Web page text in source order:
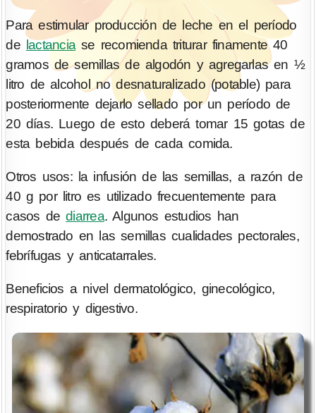
Para estimular producción de leche en el período
de lactancia se recomienda triturar finamente 40
gramos de semillas de algodón y agregarlas en ½
litro de alcohol no desnaturalizado (potable) para
posteriormente dejarlo sellado por un período de
20 días. Luego de esto deberá tomar 15 gotas de
esta bebida después de cada comida.
Otros usos: la infusión de las semillas, a razón de
40 g por litro es utilizado frecuentemente para
casos dediarrea. Algunos estudios han
demostrado en las semillas cualidades pectorales,
febrífugas y anticatarrales.
Beneficios a nivel dermatológico, ginecológico,
respiratorio y digestivo.